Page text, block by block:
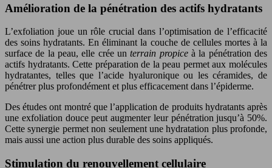
Amélioration de la pénétration des actifs hydratants
L’exfoliation joue un rôle crucial dans l’optimisation de l’efficacité
des soins hydratants. En éliminant la couche de cellules mortes à la
surface de la peau, elle crée unterrain propiceà la pénétration des
actifs hydratants. Cette préparation de la peau permet aux molécules
hydratantes, telles que l’acide hyaluronique ou les céramides, de
pénétrer plus profondément et plus efficacement dans l’épiderme.
Des études ont montré que l’application de produits hydratants après
une exfoliation douce peut augmenter leur pénétration jusqu’à 50%.
Cette synergie permet non seulement une hydratation plus profonde,
mais aussi une action plus durable des soins appliqués.
Stimulation du renouvellement cellulaire